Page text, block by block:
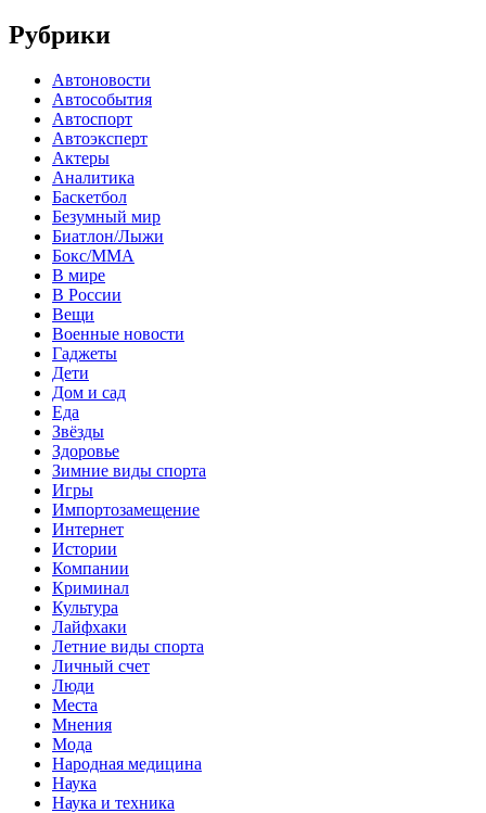
Рубрики
Автоновости
Автособытия
Автоспорт
Автоэксперт
Актеры
Аналитика
Баскетбол
Безумный мир
Биатлон/Лыжи
Бокс/MMA
В мире
В России
Вещи
Военные новости
Гаджеты
Дети
Дом и сад
Еда
Звёзды
Здоровье
Зимние виды спорта
Игры
Импортозамещение
Интернет
Истории
Компании
Криминал
Культура
Лайфхаки
Летние виды спорта
Личный счет
Люди
Места
Мнения
Мода
Народная медицина
Наука
Наука и техника